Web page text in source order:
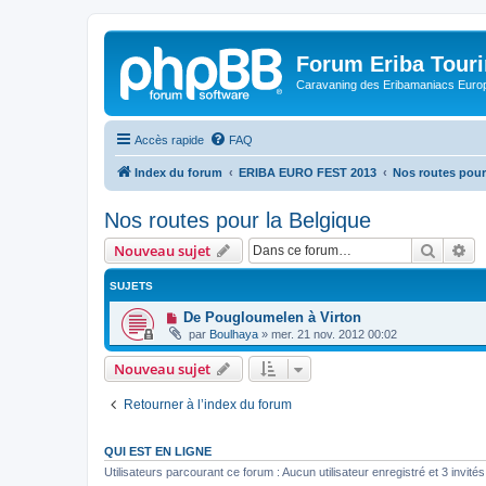
Forum Eriba
Caravaning des Eribamaniacs
Accès rapide FAQ
Index du forum ERIBA EURO FEST 2013 Nos routes
Nos routes pour la Belgique
Nouveau sujet
SUJETS
De Pougloumelen à Virton
par Boulhaya » mer. 21 nov. 2012 00:02
Nouveau sujet
Retourner à l’index du forum
QUI EST EN LIGNE
Utilisateurs parcourant ce forum : Aucun utilisateur enregistré et 3 invités